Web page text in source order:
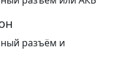
разъём и